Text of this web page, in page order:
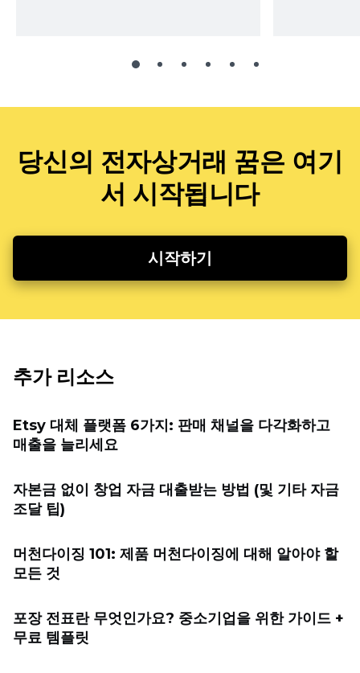
당신의 전자상거래 꿈은 여기
서 시작됩니다
시작하기
추가 리소스
Etsy 대체 플랫폼 6가지: 판매 채널을 다각화하고
매출을 늘리세요
자본금 없이 창업 자금 대출받는 방법 (및 기타 자금
조달 팁)
머천다이징 101: 제품 머천다이징에 대해 알아야 할
모든 것
포장 전표란 무엇인가요? 중소기업을 위한 가이드 +
무료 템플릿